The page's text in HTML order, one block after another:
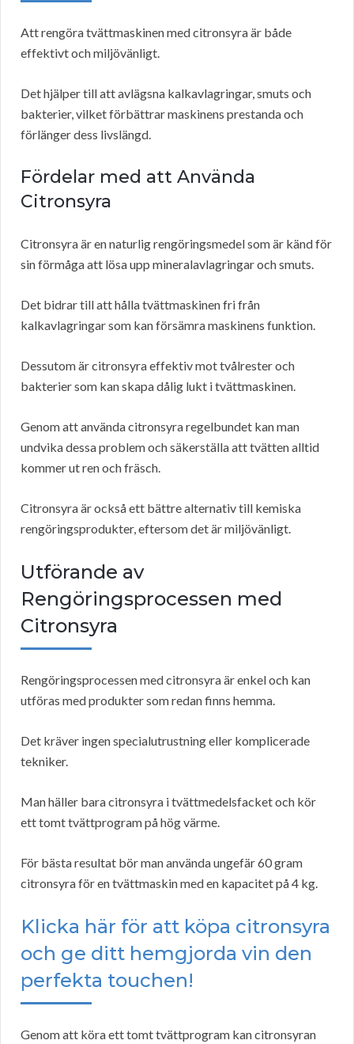
Att rengöra tvättmaskinen med citronsyra är både
effektivt och miljövänligt.
Det hjälper till att avlägsna kalkavlagringar, smuts och
bakterier, vilket förbättrar maskinens prestanda och
förlänger dess livslängd.
Fördelar med att Använda
Citronsyra
Citronsyra är en naturlig rengöringsmedel som är känd för
sin förmåga att lösa upp mineralavlagringar och smuts.
Det bidrar till att hålla tvättmaskinen fri från
kalkavlagringar som kan försämra maskinens funktion.
Dessutom är citronsyra effektiv mot tvålrester och
bakterier som kan skapa dålig lukt i tvättmaskinen.
Genom att använda citronsyra regelbundet kan man
undvika dessa problem och säkerställa att tvätten alltid
kommer ut ren och fräsch.
Citronsyra är också ett bättre alternativ till kemiska
rengöringsprodukter, eftersom det är miljövänligt.
Utförande av
Rengöringsprocessen med
Citronsyra
Rengöringsprocessen med citronsyra är enkel och kan
utföras med produkter som redan finns hemma.
Det kräver ingen specialutrustning eller komplicerade
tekniker.
Man häller bara citronsyra i tvättmedelsfacket och kör
ett tomt tvättprogram på hög värme.
För bästa resultat bör man använda ungefär 60 gram
citronsyra för en tvättmaskin med en kapacitet på 4 kg.
Klicka här för att köpa citronsyra
och ge ditt hemgjorda vin den
perfekta touchen!
Genom att köra ett tomt tvättprogram kan citronsyran